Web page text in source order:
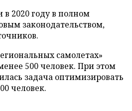
2020 году в полном
законодательством,
самолетах»
500 человек. При этом
задача оптимизировать
человек.